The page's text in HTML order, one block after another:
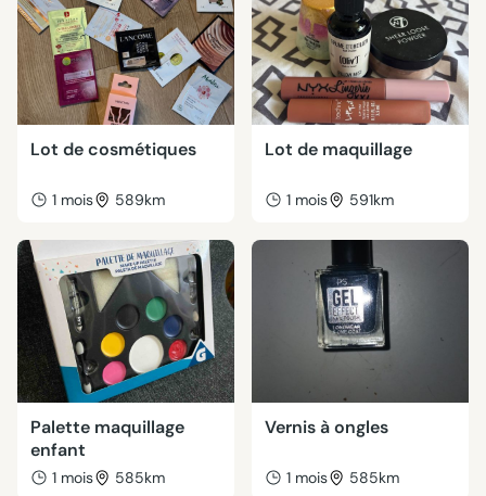
Lot de cosmétiques
1 mois 589km
Lot de maquillage
1 mois 591km
Palette maquillage
enfant
1 mois 585km
Vernis à ongles
1 mois 585km